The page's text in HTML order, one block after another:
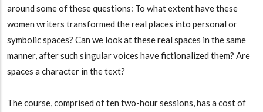
around some of these questions: To what extent have these
women writers transformed the real places into personal or
symbolic spaces? Can we look at these real spaces in the same
manner, after such singular voices have fictionalized them? Are
spaces a character in the text?
The course, comprised of ten two-hour sessions, has a cost of